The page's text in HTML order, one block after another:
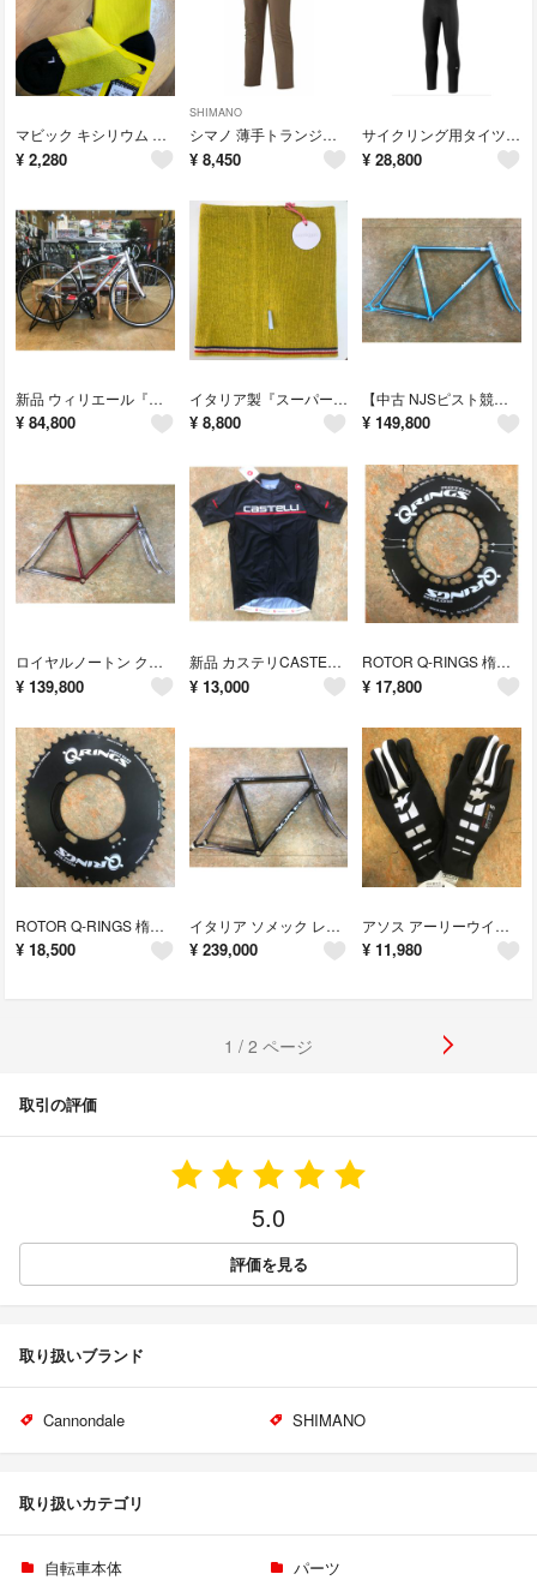
マビック キシリウム カーボンソックス 夏用 Lサイズ(43~46) イエロー
¥ 2,280
SHIMANO
シマノ 薄手トランジットパスパンツMサイズ 77~81cmモレルカラー
¥ 8,450
サイクリング用タイツ アソス 冬用『ハブタイツミレ S7』Lサイズ
¥ 28,800
新品 ウィリエール『アゾーロ』XSサイズ フラットロードバイク
¥ 84,800
イタリア製『スーパーレジェロ ネックウォーマー』マスタード
¥ 8,800
【中古 NJSピスト競輪選手用】MAKINO マキノピストフレーム 520mm
¥ 149,800
ロイヤルノートン クロモリロードフレーム ダークレッド 520mm芯×トップ
¥ 139,800
新品 カステリCASTELLI DISTANZAJERSEY FZ メンズXL
¥ 13,000
ROTOR Q-RINGS 楕円エアロギヤ110mmピッチ 5アーム 50T
¥ 17,800
ROTOR Q-RINGS 楕円ギヤ110mmピッチ 4アーム 52T
¥ 18,500
イタリア ソメック レックス クロモリロードフレーム 540mm ハンドメイド
¥ 239,000
アソス アーリーウインターグローブS7 サイズL適温6度~12度
¥ 11,980
1 / 2 ページ
取引の評価
5.0
評価を見る
取り扱いブランド
Cannondale SHIMANO
取り扱いカテゴリ
自転車本体
パーツ